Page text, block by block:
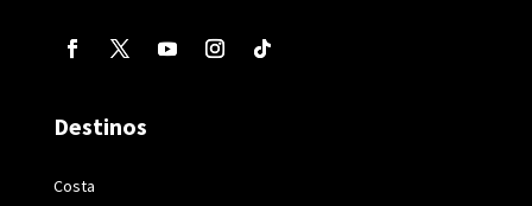
Destinos
Costa